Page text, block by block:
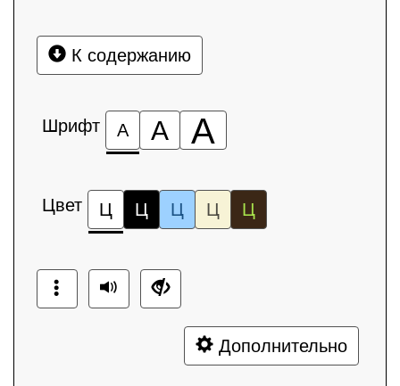
К содержанию
Шрифт А А А
Цвет Ц Ц Ц Ц Ц
Дополнительно